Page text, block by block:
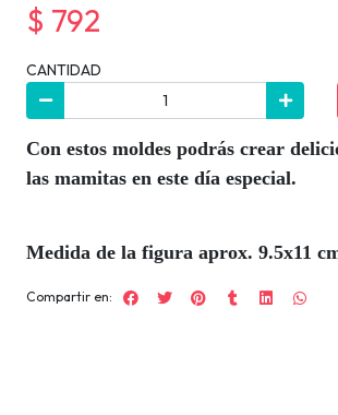
$ 792
CANTIDAD
Con estos moldes podrás crear
las mamitas en este día especial.
Medida de la figura aprox. 9.5x11
Compartir en: